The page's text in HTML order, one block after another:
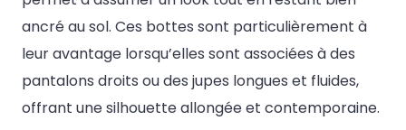
ancré au sol. Ces bottes sont particulièrement à
leur avantage lorsqu’elles sont associées à des
pantalons droits ou des jupes longues et fluides,
offrant une silhouette allongée et contemporaine.